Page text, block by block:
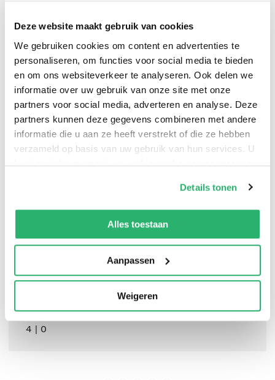
Deze website maakt gebruik van cookies
We gebruiken cookies om content en advertenties te
personaliseren, om functies voor social media te bieden
en om ons websiteverkeer te analyseren. Ook delen we
informatie over uw gebruik van onze site met onze
partners voor social media, adverteren en analyse. Deze
partners kunnen deze gegevens combineren met andere
informatie die u aan ze heeft verstrekt of die ze hebben
verzameld op basis van uw gebruik van hun services. U
kunt op ieder moment uw cookievoorkeuren aanpassen
We werken samen met42 derdendie uw gegevens
kunnen ontvangen en verwerken.
Details tonen
Alles toestaan
Aanpassen
Weigeren
Malta maken dit boek echt tot een pageturner!" "Wat
heb ik weer genoten van dit boek, helaas al in twee
dagen uitgelezen, omdat je te nieuwsgierig bent naar
het vervolg en ieder vrij moment weer in het boek
duikt."
José Kruijer.
4 | 0